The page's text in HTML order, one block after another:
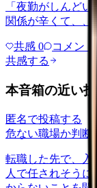
「夜勤がしんど
関係が辛くて、、
共感 0 コメント
共感する
本音箱の近い投
匿名で投稿する
危ない職場か判断
転職した先で、入
人で任されそう